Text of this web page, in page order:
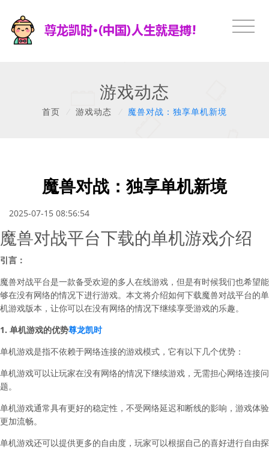
游戏动态
首页 游戏动态 魔兽对战：独享单机新境
魔兽对战：独享单机新境
2025-07-15 08:56:54
魔兽对战平台下载的单机游戏介绍
引言：
魔兽对战平台是一款备受欢迎的多人在线游戏，但是有时候我们也希望能
够在没有网络的情况下进行游戏。本文将介绍如何下载魔兽对战平台的单
机游戏版本，让你可以在没有网络的情况下继续享受游戏的乐趣。
1. 单机游戏的优势尊龙凯时
单机游戏是指不依赖于网络连接的游戏模式，它有以下几个优势：
单机游戏可以让玩家在没有网络的情况下继续游戏，无需担心网络连接问
题。
单机游戏通常具有更好的稳定性，不受网络延迟和断线的影响，游戏体验
更加流畅。
单机游戏还可以提供更多的自由度，玩家可以根据自己的喜好进行自由探